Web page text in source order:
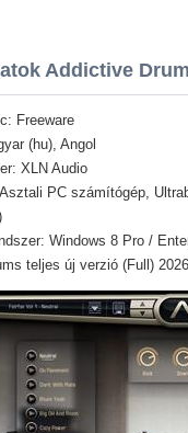
Addictive
Freeware
(hu), Angol
XLN Audio
PC számítógép,
Windows 8 Pro /
teljes új verzió (Full) 2026